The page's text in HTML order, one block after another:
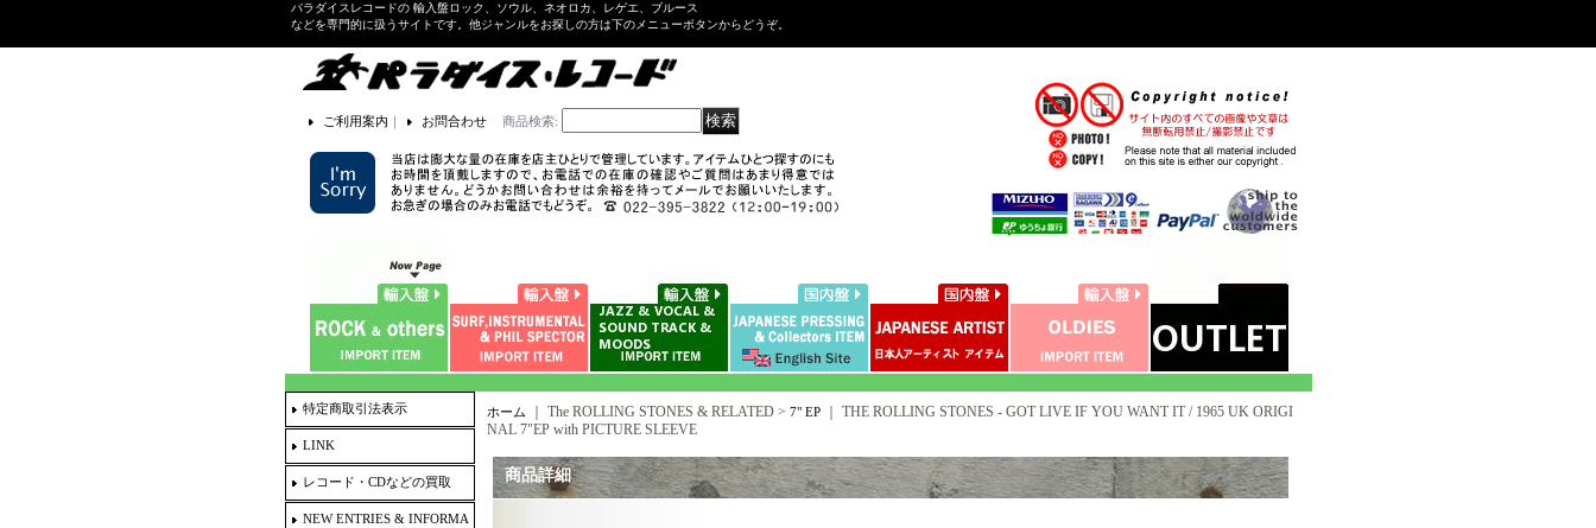
パラダイスレコードの 輸入盤ロック、ソウル、ネオロカ、レゲエ、ブルース
などを専門的に扱うサイトです。他ジャンルをお探しの方は下のメニューボタンからどうぞ。
ご利用案内 ｜ お問合わせ 商品検索:
特定商取引法表示
LINK
レコード・CDなどの買取
NEW ENTRIES & INFORMA
ホーム ｜ The ROLLING STONES & RELATED > 7" EP
THE ROLLING STONES - GOT LIVE IF YOU WANT IT / 1965 UK ORIGI
NAL 7"EP with PICTURE SLEEVE
商品詳細